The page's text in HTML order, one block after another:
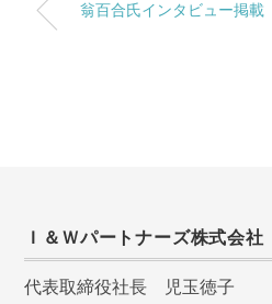
翁百合氏インタビュー掲載
Ｉ＆Ｗパートナーズ株式会社
代表取締役社長 児玉徳子